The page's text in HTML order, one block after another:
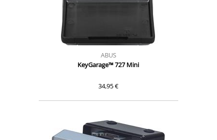
ABUS
KeyGarage™ 727 Mini
34,95 €